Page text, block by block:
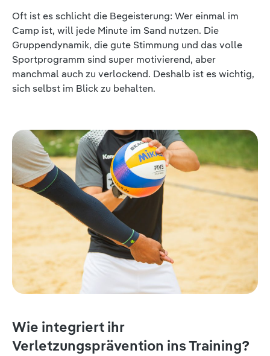
Oft ist es schlicht die Begeisterung: Wer einmal im
Camp ist, will jede Minute im Sand nutzen. Die
Gruppendynamik, die gute Stimmung und das volle
Sportprogramm sind super motivierend, aber
manchmal auch zu verlockend. Deshalb ist es wichtig,
sich selbst im Blick zu behalten.
Wie integriert ihr
Verletzungsprävention ins Training?